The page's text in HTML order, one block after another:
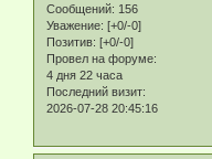
Сообщений: 156
Уважение: [+0/-0]
Позитив: [+0/-0]
Провел на форуме:
4 дня 22 часа
Последний визит:
2026-07-28 20:45:16